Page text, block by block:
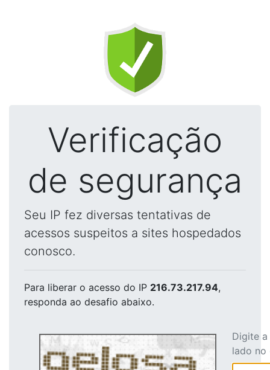
Verificação
de segurança
Seu IP fez diversas tentativas de
acessos suspeitos a sites hospedados
conosco.
Para liberar o acesso do IP 216.73.217.94,
responda ao desafio abaixo.
Digite
lado no